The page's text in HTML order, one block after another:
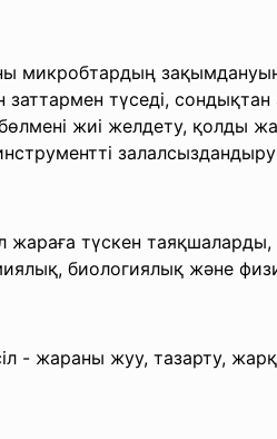
микробтардың
заттармен түседі,
жиі желдету, қолды
жараға түскен таяқшаларды,
биологиялық және
- жараны жуу, тазарту,